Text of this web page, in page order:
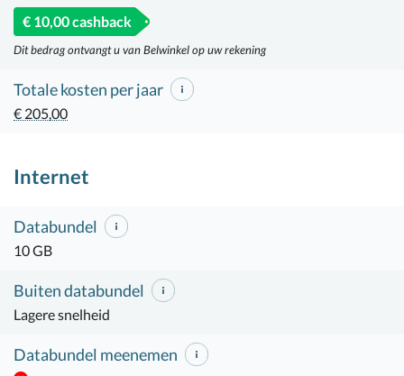
€ 10,00 cashback
Dit bedrag ontvangt u van Belwinkel op uw rekening
Totale kosten per jaar
€ 205,00
Internet
Databundel
10 GB
Buiten databundel
Lagere snelheid
Databundel meenemen